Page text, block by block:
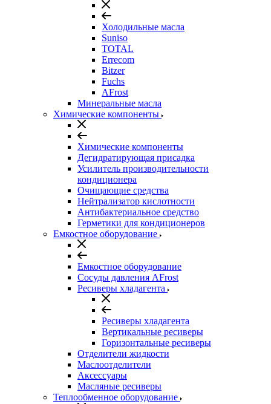
Холодильные масла
Suniso
TOTAL
Errecom
Bitzer
Fuchs
AFrost
Минеральные масла
Химические компоненты
Химические компоненты
Дегидратирующая присадка
Усилитель производительности
кондиционера
Очищающие средства
Нейтрализатор кислотности
Антибактериальное средство
Герметики для кондиционеров
Емкостное оборудование
Емкостное оборудование
Сосуды давления AFrost
Ресиверы хладагента
Ресиверы хладагента
Вертикальные ресиверы
Горизонтальные ресиверы
Отделители жидкости
Маслоотделители
Аксессуары
Масляные ресиверы
Теплообменное оборудование